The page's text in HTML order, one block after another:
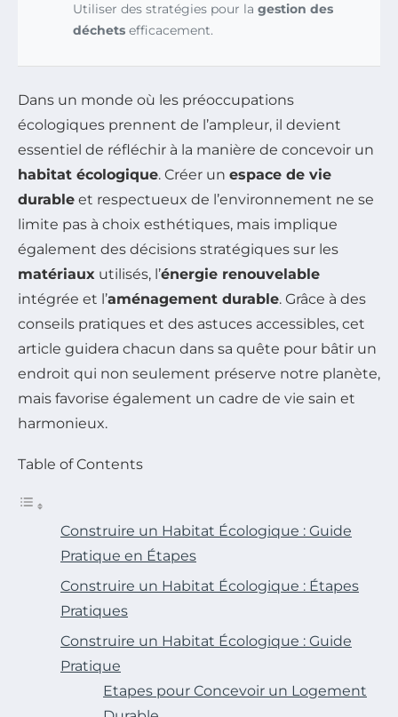
Utiliser des stratégies pour la gestion des
déchets efficacement.
Dans un monde où les préoccupations
écologiques prennent de l’ampleur, il devient
essentiel de réfléchir à la manière de concevoir un
habitat écologique. Créer un espace de vie
durable et respectueux de l’environnement ne se
limite pas à choix esthétiques, mais implique
également des décisions stratégiques sur les
matériaux utilisés, l’énergie renouvelable
intégrée et l’aménagement durable. Grâce à des
conseils pratiques et des astuces accessibles, cet
article guidera chacun dans sa quête pour bâtir un
endroit qui non seulement préserve notre planète,
mais favorise également un cadre de vie sain et
harmonieux.
Table of Contents
Construire un Habitat Écologique : Guide
Pratique en Étapes
Construire un Habitat Écologique : Étapes
Pratiques
Construire un Habitat Écologique : Guide
Pratique
Etapes pour Concevoir un Logement